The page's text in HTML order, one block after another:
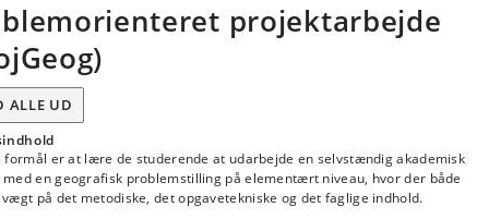
projektarbejde
ALLE UD
formål er at lære de studerende at udarbejde en selvstændig akademisk
med en geografisk problemstilling på elementært niveau, hvor der både
på det metodiske, det opgavetekniske og det faglige indhold.